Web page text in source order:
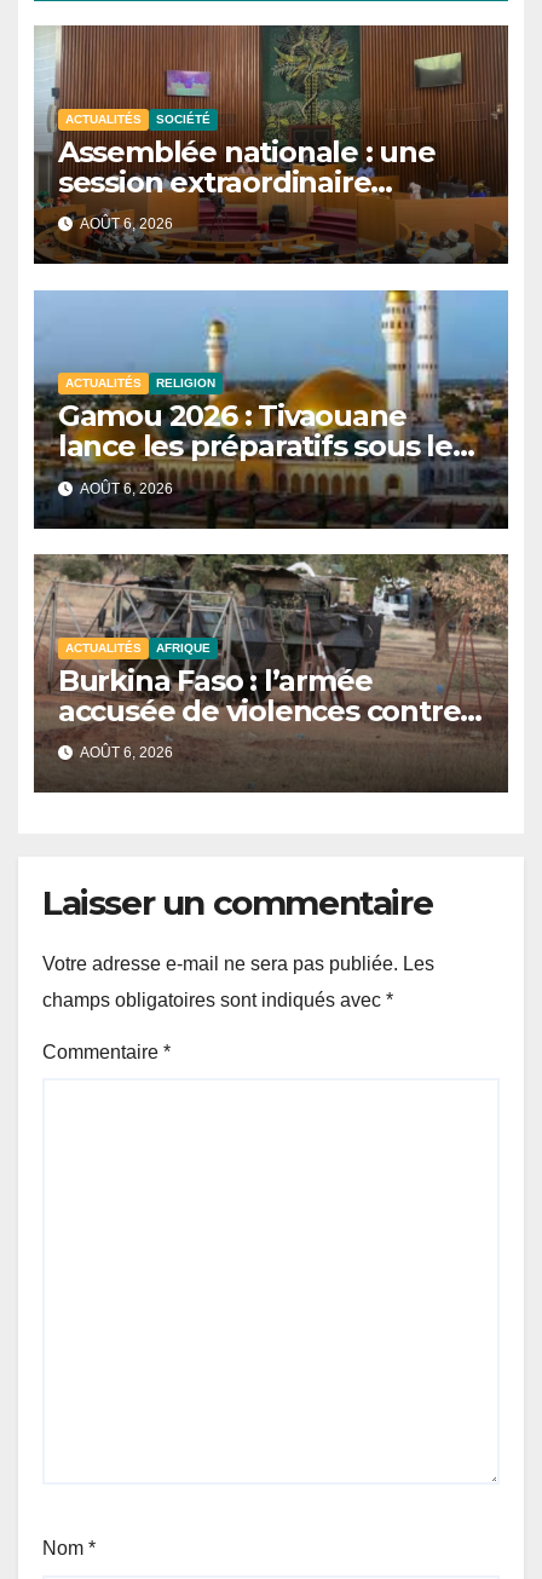
ACTUALITÉS SOCIÉTÉ
Assemblée nationale : une
session extraordinaire
convoquée le 10 août avec
plusieurs commissions
d’enquête à l’ordre du jour.
AOÛT 6, 2026
ACTUALITÉS RELIGION
Gamou 2026 : Tivaouane
lance les préparatifs sous le
signe de l’unité et du Tawhid.
AOÛT 6, 2026
ACTUALITÉS AFRIQUE
Burkina Faso : l’armée
accusée de violences contre
des civils après une attaque
jihadiste.
AOÛT 6, 2026
Laisser un commentaire
Votre adresse e-mail ne sera pas publiée. Les
champs obligatoires sont indiqués avec *
Commentaire *
Nom *